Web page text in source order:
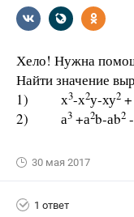
Хело! Нужна
Найти значение
1) х3-х2у-ху2
2) а3 +а2b-аb2
30 мая 2017
1 ответ